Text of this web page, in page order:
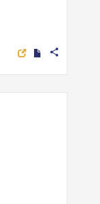
share